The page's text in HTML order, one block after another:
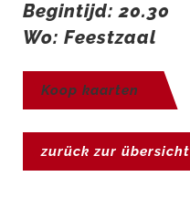
Begintijd: 20.30
Wo: Feestzaal
Koop kaarten
zurück zur übersicht